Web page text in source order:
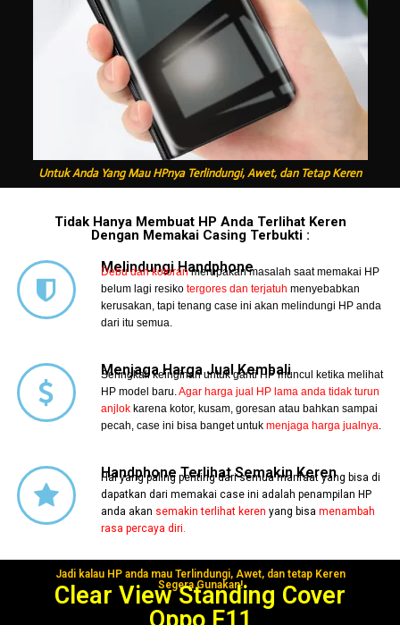
Untuk Anda Yang Mau HPnya Terlindungi, Awet, dan Tetap Keren
Tidak Hanya Membuat HP Anda Terlihat Keren
Dengan Memakai Casing Terbukti :
Melindungi Handphone
Debu dan kotoran merupakan masalah saat memakai HP
belum lagi resiko tergores dan terjatuh menyebabkan
kerusakan, tapi tenang case ini akan melindungi HP anda
dari itu semua.
Menjaga Harga Jual Kembali
Seringkali keinginan untuk ganti HP muncul ketika melihat
HP model baru.Agar harga jual HP lama anda tidak turun
anjlok karena kotor, kusam, goresan atau bahkan sampai
pecah, case ini bisa banget untukmenjaga harga jualnya.
Handphone Terlihat Semakin Keren
Hal yang paling penting dari semua manfaat yang bisa di
dapatkan dari memakai case ini adalah penampilan HP
anda akan semakin terlihat keren yang bisamenambah
rasa percaya diri.
Jadi kalau HP anda mau Terlindungi, Awet, dan tetap Keren
Segera Gunakan!
Clear View Standing Cover